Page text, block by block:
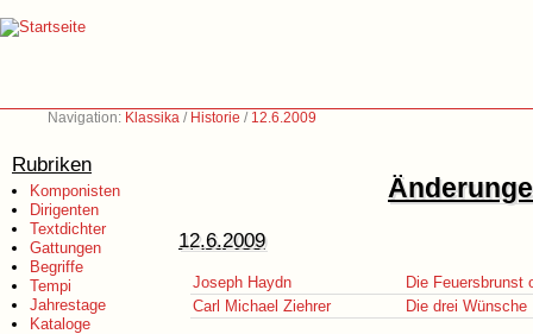
Navigation: Klassika / Historie / 12.6.2009
Rubriken
Komponisten
Dirigenten
Textdichter
Gattungen
Begriffe
Tempi
Jahrestage
Kataloge
12.6.2009
Joseph Haydn
Die Feuersbrunst
Carl Michael Ziehrer
Die drei Wünsche